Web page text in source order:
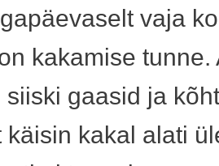
vaja
kakamise tunne.
siiski gaasid ja
käisin kakal alati